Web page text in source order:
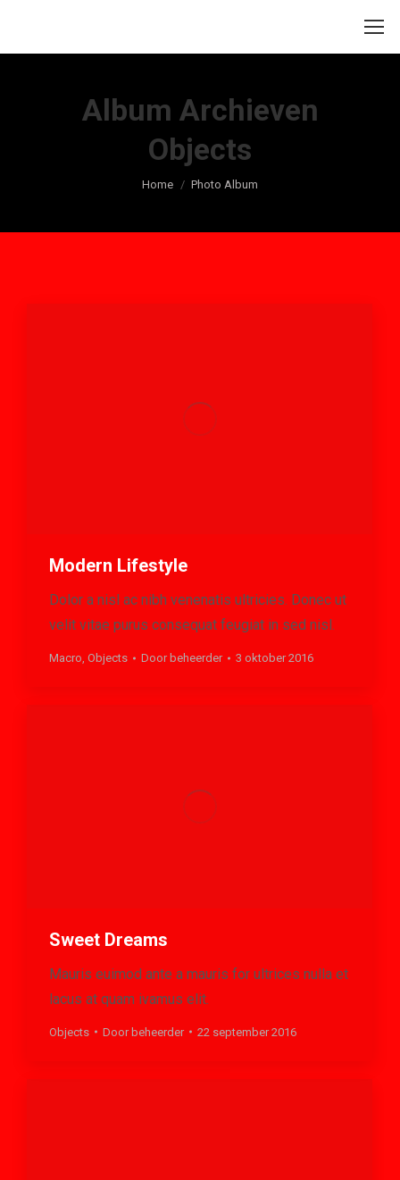
Album Archieven
Objects
Je bent hier:
Home Photo Album
Modern Lifestyle
Dolor a nisl ac nibh venenatis ultricies. Donec ut
velit vitae purus consequat feugiat in sed nisl.
Macro, Objects Door beheerder 3 oktober 2016
Sweet Dreams
Mauris euimod ante a mauris for ultrices nulla et
lacus at quam ivamus elit.
Objects Door beheerder 22 september 2016